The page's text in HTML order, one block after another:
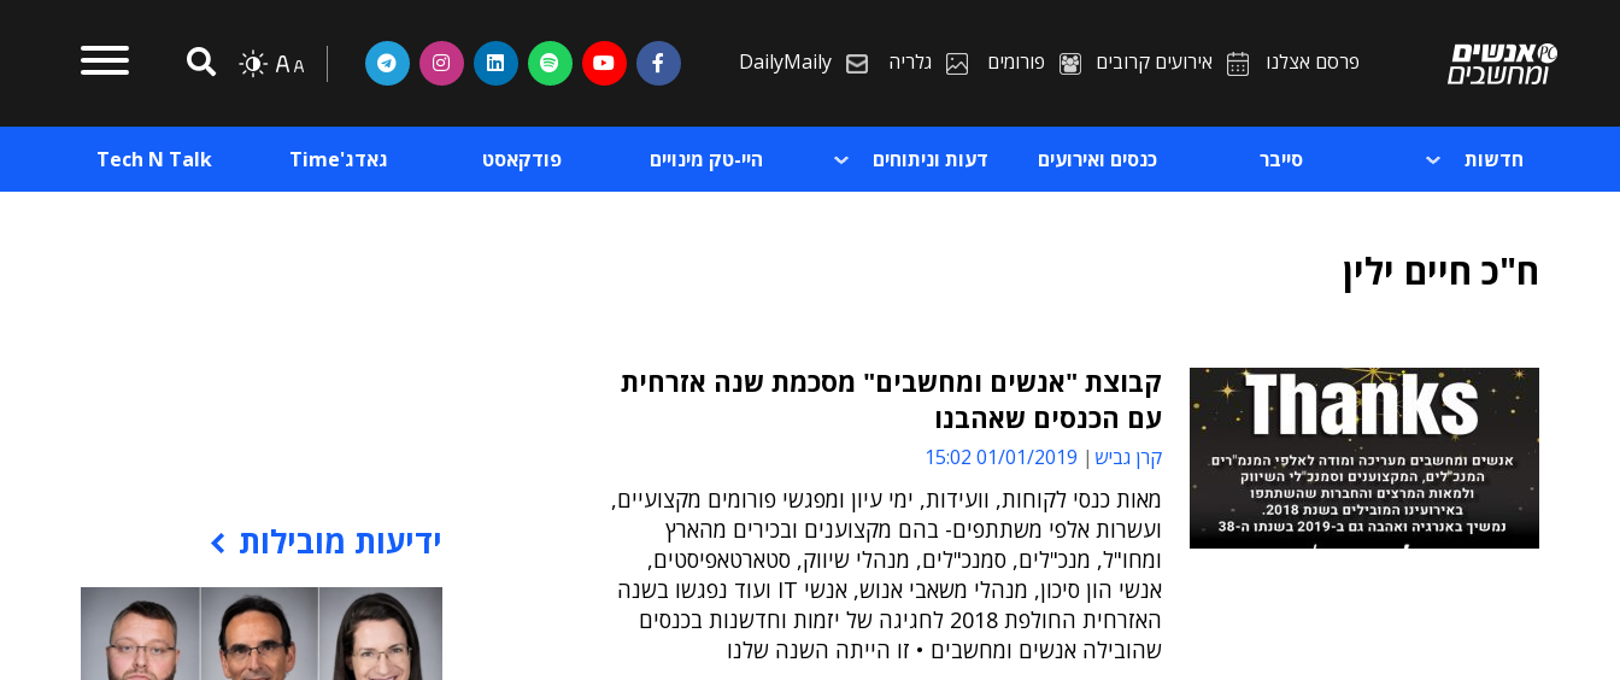
פרסם אצלנו אירועים קרובים פורומים גלריה DailyMaily
חדשות סייבר כנסים ואירועים דעות וניתוחים היי-טק מינויים פודקאסט גאדג'Time Tech N Talk
ח"כ חיים ילין
קבוצת "אנשים ומחשבים" מסכמת שנה אזרחית
עם הכנסים שאהבנו
קרן גביש 01/01/2019 15:02
מאות כנסי לקוחות, וועידות, ימי עיון ומפגשי פורומים מקצועיים,
ועשרות אלפי משתתפים- בהם מקצוענים ובכירים מהארץ
ומחו"ל, מנכ"לים, סמנכ"לים, מנהלי שיווק, סטארטאפיסטים,
אנשי הון סיכון, מנהלי משאבי אנוש, אנשי IT ועוד נפגשו בשנה
האזרחית החולפת 2018 לחגיגה של יזמות וחדשנות בכנסים
שהובילה אנשים ומחשבים • זו הייתה השנה שלנו
ידיעות מובילות